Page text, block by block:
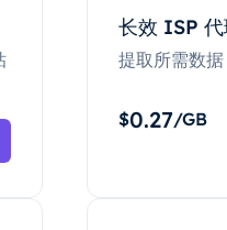
长效 ISP 代
提取所需数据
$0.27/GB